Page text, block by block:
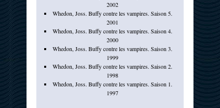
2002
Whedon, Joss. Buffy contre les vampires. Saison 5.
2001
Whedon, Joss. Buffy contre les vampires. Saison 4.
2000
Whedon, Joss. Buffy contre les vampires. Saison 3.
1999
Whedon, Joss. Buffy contre les vampires. Saison 2.
1998
Whedon, Joss. Buffy contre les vampires. Saison 1.
1997